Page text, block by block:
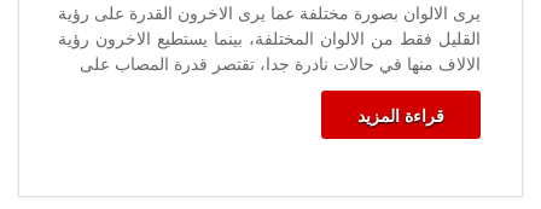
يرى الالوان بصورة مختلفة عما يرى الاخرون القدرة على رؤية
القليل فقط من الالوان المختلفة، بينما يستطيع الاخرون رؤية
الالاف منها في حالات نادرة جدا، تقتصر قدرة المصاب على
قراءة المزيد